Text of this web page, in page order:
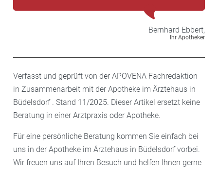
Bernhard Ebbert,
Ihr Apotheker
Verfasst und geprüft von der APOVENA Fachredaktion
in Zusammenarbeit mit der Apotheke im Ärztehaus in
Büdelsdorf . Stand 11/2025. Dieser Artikel ersetzt keine
Beratung in einer Arztpraxis oder Apotheke.
Für eine persönliche Beratung kommen Sie einfach bei
uns in der Apotheke im Ärztehaus in Büdelsdorf vorbei.
Wir freuen uns auf Ihren Besuch und helfen Ihnen gerne